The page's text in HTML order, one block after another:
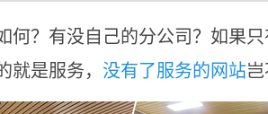
何？有没自己的分公司？如果只
就是服务， 没有了服务的网站